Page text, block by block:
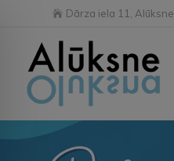
Dārza iela 11,